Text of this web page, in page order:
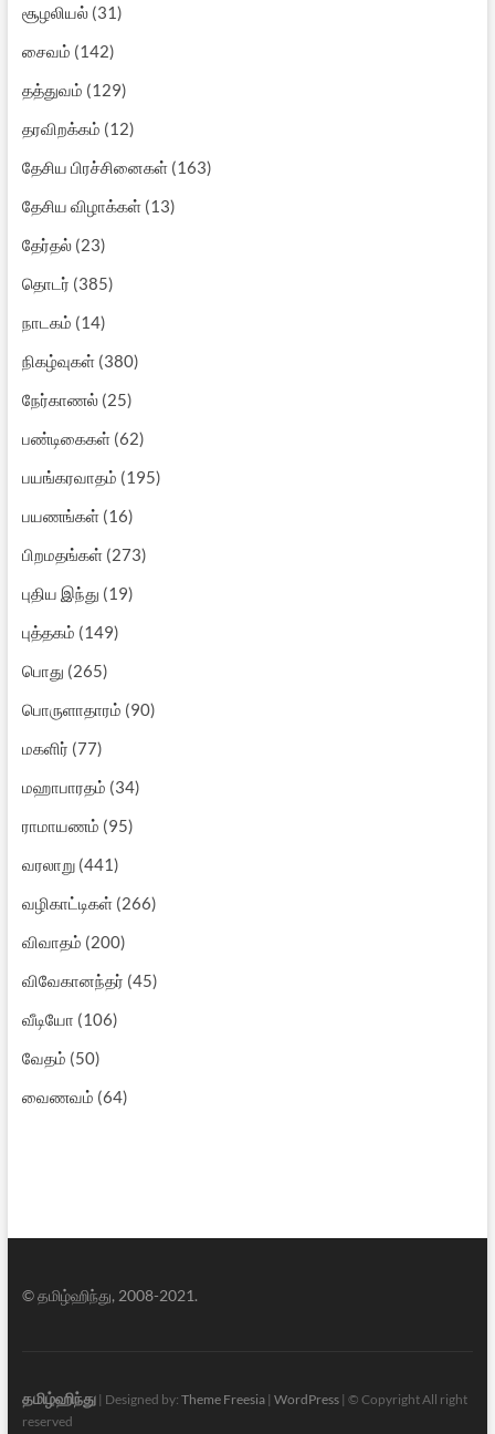
சூழலியல்(31)
சைவம் (142)
தத்துவம் (129)
தரவிறக்கம் (12)
தேசிய பிரச்சினைகள்(163)
தேசிய விழாக்கள்(13)
தேர்தல்(23)
தொடர் (385)
நாடகம் (14)
நிகழ்வுகள்(380)
நேர்காணல்(25)
பண்டிகைகள்(62)
பயங்கரவாதம் (195)
பயணங்கள்(16)
பிறமதங்கள்(273)
புதிய இந்து (19)
புத்தகம் (149)
பொது (265)
பொருளாதாரம் (90)
மகளிர் (77)
மஹாபாரதம் (34)
ராமாயணம் (95)
வரலாறு(441)
வழிகாட்டிகள்(266)
விவாதம் (200)
விவேகானந்தர் (45)
வீடியோ (106)
வேதம் (50)
வைணவம் (64)
© தமிழ்ஹிந்து, 2008-2021.
தமிழ்ஹிந்து| Designed by: Theme Freesia| WordPress| © Copyright All right
reserved